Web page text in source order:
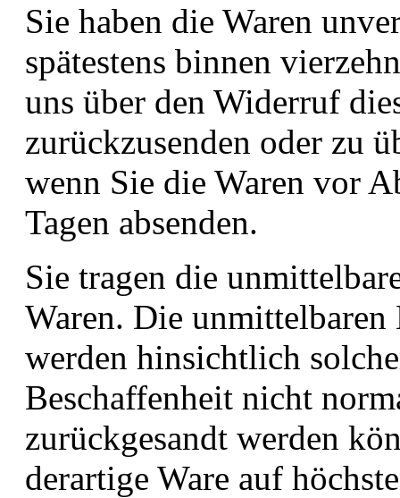
Sie haben die Waren
spätestens binnen
uns über den Widerruf
zurückzusenden oder zu
wenn Sie die Waren vor
Tagen absenden.
Sie tragen die
Waren. Die
werden hinsichtlich
Beschaffenheit nicht
zurückgesandt werden
derartige Ware auf